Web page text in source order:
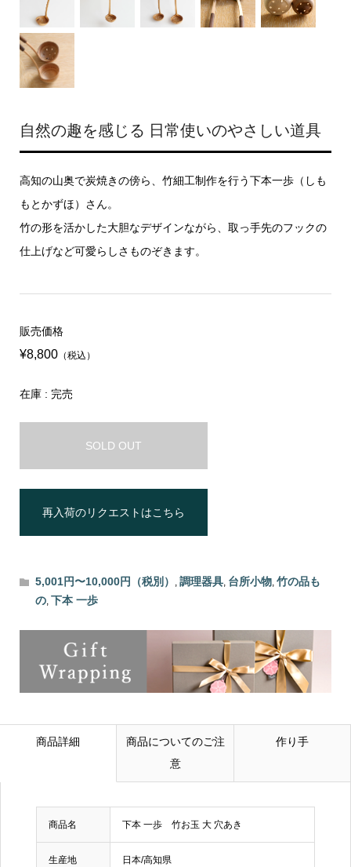
自然の趣を感じる 日常使いのやさしい道具
高知の山奥で炭焼きの傍ら、竹細工制作を行う下本一歩（しも
もとかずほ）さん。
竹の形を活かした大胆なデザインながら、取っ手先のフックの
仕上げなど可愛らしさものぞきます。
販売価格
¥8,800（税込）
在庫 : 完売
SOLD OUT
再入荷のリクエストはこちら
5,001円〜10,000円（税別） , 調理器具, 台所小物, 竹の品も
の, 下本 一歩
商品詳細
商品についてのご注
意
作り手
商品名 下本 一歩 竹お玉 大 穴あき
生産地 日本/高知県